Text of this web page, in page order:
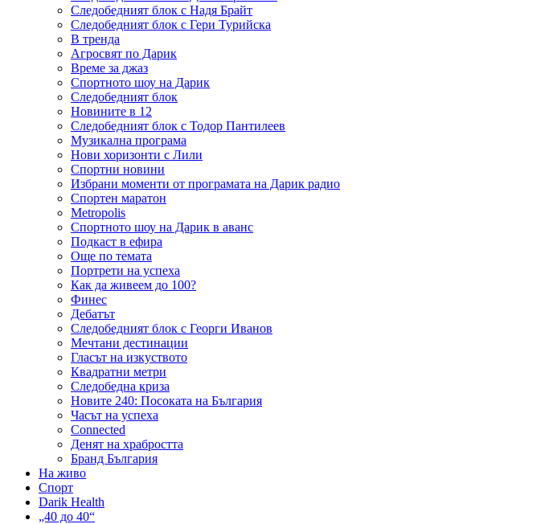
Следобедният блок с Надя Брайт
Следобедният блок с Гери Турийска
В тренда
Агросвят по Дарик
Време за джаз
Спортното шоу на Дарик
Следобедният блок
Новините в 12
Следобедният блок с Тодор Пантилеев
Музикална програма
Нови хоризонти с Лили
Спортни новини
Избрани моменти от програмата на Дарик радио
Спортен маратон
Metropolis
Спортното шоу на Дарик в аванс
Подкаст в ефира
Още по темата
Портрети на успеха
Как да живеем до 100?
Финес
Дебатът
Следобедният блок с Георги Иванов
Мечтани дестинации
Гласът на изкуството
Квадратни метри
Следобедна криза
Новите 240: Посоката на България
Часът на успеха
Connected
Денят на храбростта
Бранд България
На живо
Спорт
Darik Health
„40 до 40“